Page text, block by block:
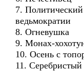
7.
ведьмократии
8. Огневушка
9. Монах-
10. Осень с
11.